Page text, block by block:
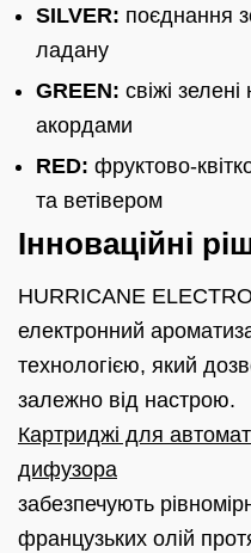
SILVER: поєднання
ладану
GREEN: свіжі
акордами
RED: фруктово-
та ветівером
Інноваційні
HURRICANE
електронний
технологією, який
залежно від настрою.
Картриджі для
дифузора
забезпечують
французьких олій